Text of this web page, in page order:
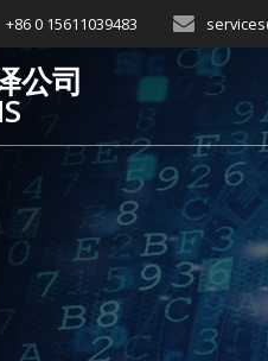
+86 0 15611039483
公司